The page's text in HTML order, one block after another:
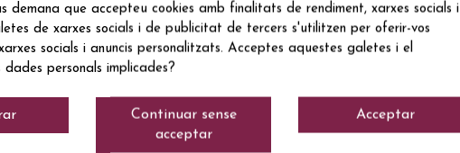
demana que accepteu cookies amb finalitats de rendiment, xarxes socials i
de xarxes socials i de publicitat de tercers s'utilitzen per oferir-vos
socials i anuncis personalitzats. Acceptes aquestes galetes i el
personals implicades?
Acceptar
Continuar sense
acceptar